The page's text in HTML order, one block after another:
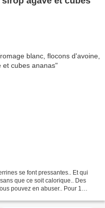
se font pressantes.. Et qui
que ce soit calorique.. Des
pouvez en abuser.. Pour 1